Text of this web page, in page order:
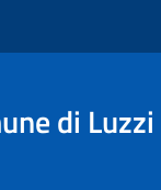
di Luzzi